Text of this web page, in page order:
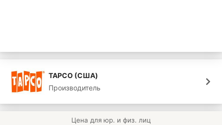
TAPCO (США)
Производитель
Цена для юр. и физ. лиц